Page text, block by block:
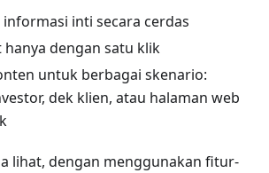
inti secara cerdas
dengan satu klik
untuk berbagai skenario:
dek klien, atau halaman web
lihat, dengan menggunakan fitur-